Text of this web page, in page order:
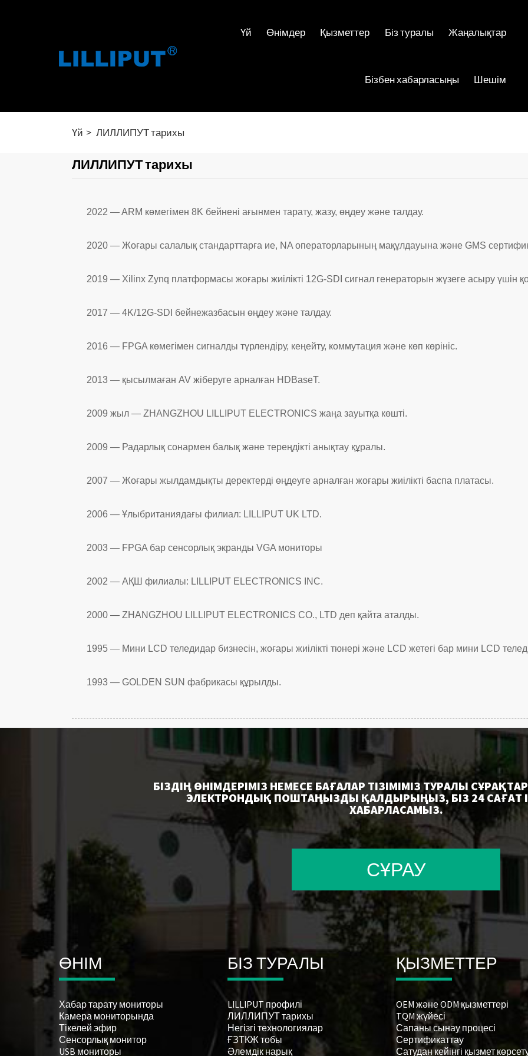
Үй Өнімдер Қызметтер Біз туралы Жаңалықтар
Бізбен хабарласыңы Шешім
Үй ЛИЛЛИПУТ тарихы
ЛИЛЛИПУТ тарихы
2022 — ARM көмегімен 8K бейнені ағынмен тарату, жазу, өңдеу және талдау.
2020 — Жоғары салалық стандарттарға ие, NA операторларының мақұлдауына және GMS
2019 — Xilinx Zynq платформасы жоғары жиілікті 12G-SDI сигнал генераторын жүзеге асыру үшін
2017 — 4K/12G-SDI бейнежазбасын өңдеу және талдау.
2016 — FPGA көмегімен сигналды түрлендіру, кеңейту, коммутация және көп көрініс.
2013 — қысылмаған AV жіберуге арналған HDBaseT.
2009 жыл — ZHANGZHOU LILLIPUT ELECTRONICS жаңа зауытқа көшті.
2009 — Радарлық сонармен балық және тереңдікті анықтау құралы.
2007 — Жоғары жылдамдықты деректерді өңдеуге арналған жоғары жиілікті баспа платасы.
2006 — Ұлыбританиядағы филиал: LILLIPUT UK LTD.
2003 — FPGA бар сенсорлық экранды VGA мониторы
2002 — АҚШ филиалы: LILLIPUT ELECTRONICS INC.
2000 — ZHANGZHOU LILLIPUT ELECTRONICS CO., LTD деп қайта аталды.
1995 — Мини LCD теледидар бизнесін, жоғары жиілікті тюнері және LCD жетегі бар мини LCD
1993 — GOLDEN SUN фабрикасы құрылды.
БІЗДІҢ ӨНІМДЕРІМІЗ НЕМЕСЕ БАҒАЛАР ТІЗІМІМІЗ ТУРАЛЫ
ЭЛЕКТРОНДЫҚ ПОШТАҢЫЗДЫ ҚАЛДЫРЫҢЫЗ, БІЗ 24 САҒАТ
ХАБАРЛАСАМЫЗ.
СҰРАУ
ӨНІМ
Хабар тарату мониторы
Камера мониторында
Тікелей эфир
Сенсорлық монитор
USB мониторы
БІЗ ТУРАЛЫ
LILLIPUT профилі
ЛИЛЛИПУТ тарихы
Негізгі технологиялар
ҒЗТКЖ тобы
Әлемдік нарық
ҚЫЗМЕТТЕР
OEM және ODM қызметтері
TQM жүйесі
Сапаны сынау процесі
Сертификаттау
Сатудан кейінгі қызмет